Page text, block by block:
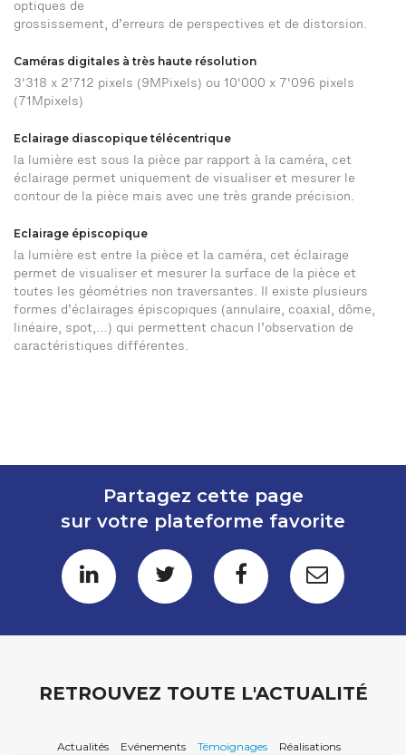
optiques de
grossissement, d’erreurs de perspectives et de distorsion.
Caméras digitales à très haute résolution
3'318 x 2’712 pixels (9MPixels) ou 10'000 x 7'096 pixels
(71Mpixels)
Eclairage diascopique télécentrique
la lumière est sous la pièce par rapport à la caméra, cet
éclairage permet uniquement de visualiser et mesurer le
contour de la pièce mais avec une très grande précision.
Eclairage épiscopique
la lumière est entre la pièce et la caméra, cet éclairage
permet de visualiser et mesurer la surface de la pièce et
toutes les géométries non traversantes. Il existe plusieurs
formes d’éclairages épiscopiques (annulaire, coaxial, dôme,
linéaire, spot,…) qui permettent chacun l’observation de
caractéristiques différentes.
Partagez cette page
sur votre plateforme favorite
RETROUVEZ TOUTE L'ACTUALITÉ
Actualités Evénements Témoignages Réalisations